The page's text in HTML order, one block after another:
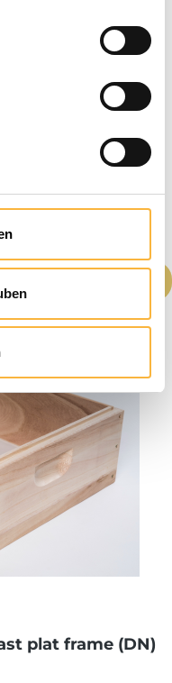
semi
de
plat frame (DN)